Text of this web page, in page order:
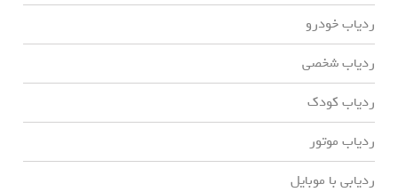
ردیاب خودرو
ردیاب شخصی
ردیاب کودک
ردیاب موتور
ردیابی با موبایل